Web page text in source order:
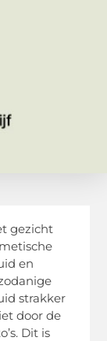
gezicht
en
strakker
door de
Dit is